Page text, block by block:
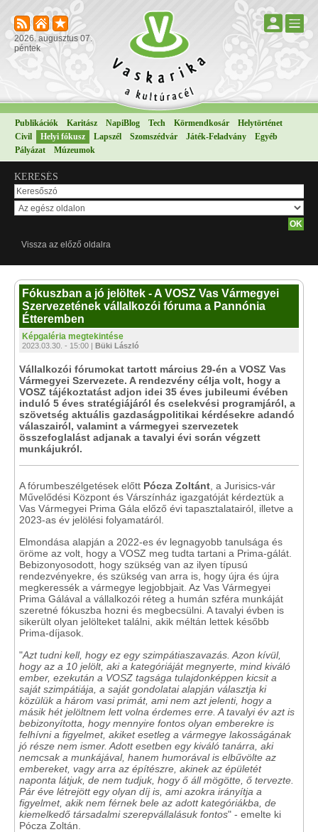
2026. augusztus 07.
péntek
Publikációk Karitász NapiBlog Tech Körmendkosár
Helytörténet
Civil
Helyi fókusz Lapszél Szomszédvár Játék-Feladvány
Egyéb
Pályázat
Múzeumok
KERESÉS
Vissza az előző oldalra
Fókuszban a jó jelöltek - A VOSZ Vas Vármegyei
Szervezetének vállalkozói fóruma a Pannónia
Étteremben
Képgaléria megtekintése
2023.03.30. - 15:00 | Büki László
Vállalkozói fórumokat tartott március 29-én a VOSZ Vas
Vármegyei Szervezete. A rendezvény célja volt, hogy a
VOSZ tájékoztatást adjon idei 35 éves jubileumi évében
induló 5 éves stratégiájáról és cselekvési programjáról, a
szövetség aktuális gazdaságpolitikai kérdésekre adandó
válaszairól, valamint a vármegyei szervezetek
összefoglalást adjanak a tavalyi évi során végzett
munkájukról.
A fórumbeszélgetések előtt Pócza Zoltánt , a Jurisics-vár
Művelődési Központ és Várszínház igazgatóját kérdeztük a
Vas Vármegyei Prima Gála előző évi tapasztalatairól, illetve a
2023-as év jelölési folyamatáról.
Elmondása alapján a 2022-es év legnagyobb tanulsága és
öröme az volt, hogy a VOSZ meg tudta tartani a Prima-gálát.
Bebizonyosodott, hogy szükség van az ilyen típusú
rendezvényekre, és szükség van arra is, hogy újra és újra
megkeressék a vármegye legjobbjait. Az Vas Vármegyei
Prima Gálával a vállalkozói réteg a humán szféra munkáját
szeretné fókuszba hozni és megbecsülni. A tavalyi évben is
sikerült olyan jelölteket találni, akik méltán lettek később
Prima-díjasok.
"Azt tudni kell, hogy ez egy szimpátiaszavazás. Azon kívül,
hogy az a 10 jelölt, aki a kategóriáját megnyerte, mind kiváló
ember, ezekután a VOSZ tagsága tulajdonképpen kicsit a
saját szimpátiája, a saját gondolatai alapján választja ki
közülük a három vasi primát, ami nem azt jelenti, hogy a
másik hét jelöltnem lett volna érdemes erre. A tavalyi év azt is
bebizonyította, hogy mennyire fontos olyan emberekre is
felhívni a figyelmet, akiket esetleg a vármegye lakosságának
jó része nem ismer. Adott esetben egy kiváló tanárra, aki
nemcsak a munkájával, hanem humorával is elbűvölte az
embereket, vagy arra az építészre, akinek az épületét
naponta látjuk, de nem tudjuk, hogy ő áll mögötte, ő tervezte.
Pár éve létrejött egy olyan díj is, ami azokra irányítja a
figyelmet, akik nem férnek bele az adott kategóriákba, de
kiemelkedő társadalmi szerepvállalásuk fontos" - emelte ki
Pócza Zoltán.